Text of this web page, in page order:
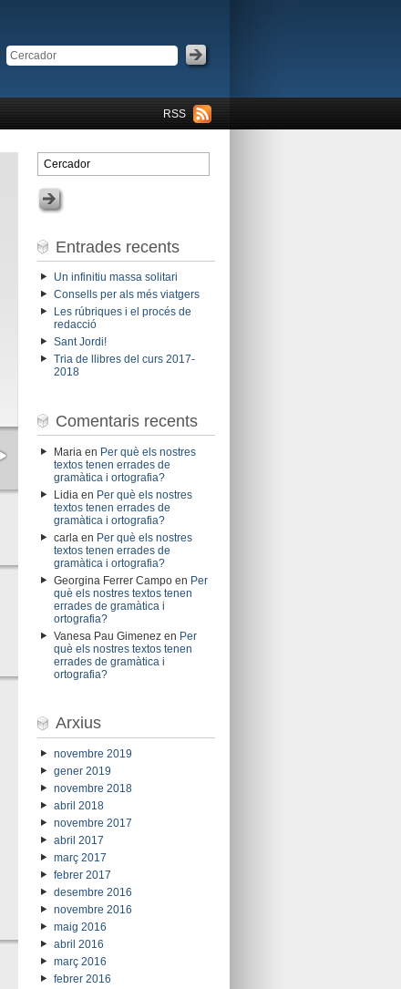
RSS
Entrades recents
Un infinitiu massa solitari
Consells per als més viatgers
Les rúbriques i el procés de
redacció
Sant Jordi!
Tria de llibres del curs 2017-
2018
Comentaris recents
Mariaen Per què els nostres
textos tenen errades de
gramàtica i ortografia?
Lidiaen Per què els nostres
textos tenen errades de
gramàtica i ortografia?
carlaen Per què els nostres
textos tenen errades de
gramàtica i ortografia?
Georgina Ferrer Campoen Per
què els nostres textos tenen
errades de gramàtica i
ortografia?
Vanesa Pau Gimenezen Per
què els nostres textos tenen
errades de gramàtica i
ortografia?
Arxius
novembre 2019
gener 2019
novembre 2018
abril 2018
novembre 2017
abril 2017
març 2017
febrer 2017
desembre 2016
novembre 2016
maig 2016
abril 2016
març 2016
febrer 2016